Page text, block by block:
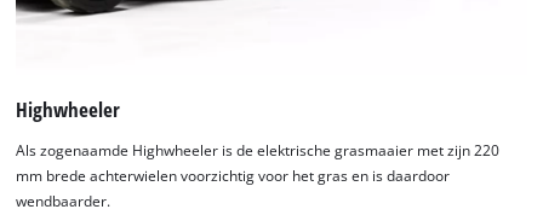
Highwheeler
Als zogenaamde Highwheeler is de elektrische grasmaaier met zijn 220
mm brede achterwielen voorzichtig voor het gras en is daardoor
wendbaarder.